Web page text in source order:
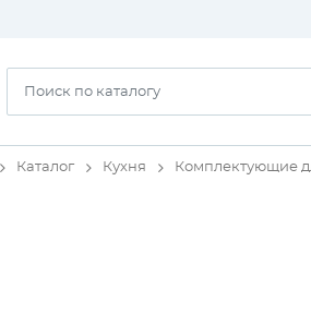
Каталог Кухня Комплектующие